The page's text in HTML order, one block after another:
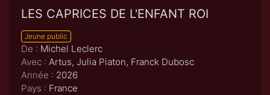
LES CAPRICES DE L'ENFANT ROI
Jeune public
De : Michel Leclerc
Avec : Artus, Julia Piaton, Franck Dubosc
Année : 2026
Pays : France